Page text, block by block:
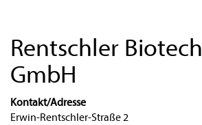
Rentschler
GmbH
Kontakt/Adresse
Erwin-Rentschler-Straße 2